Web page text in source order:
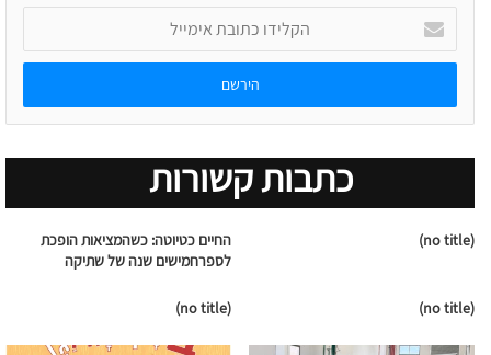
הקלידו
כתובת
אימייל
כתבות קשורות
(no title)
החיים כטיוטה: כשהמציאות הופכת
לספרחמישים שנה של שתיקה
(no title)
(no title)